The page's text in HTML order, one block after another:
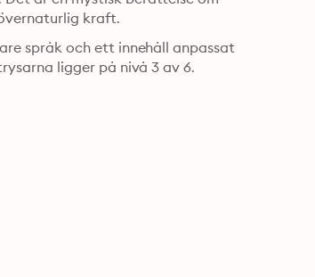
språk och ett innehåll anpassat
ligger på nivå 3 av 6.